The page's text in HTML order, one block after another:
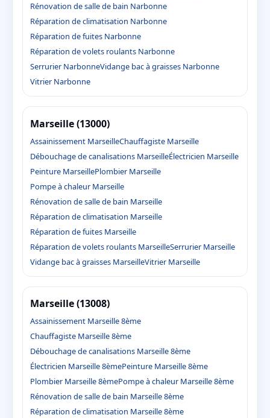
Rénovation de salle de bain Narbonne
Réparation de climatisation Narbonne
Réparation de fuites Narbonne
Réparation de volets roulants Narbonne
Serrurier NarbonneVidange bac à graisses Narbonne
Vitrier Narbonne
Marseille (13000)
Assainissement MarseilleChauffagiste Marseille
Débouchage de canalisations MarseilleÉlectricien Marseille
Peinture MarseillePlombier Marseille
Pompe à chaleur Marseille
Rénovation de salle de bain Marseille
Réparation de climatisation Marseille
Réparation de fuites Marseille
Réparation de volets roulants MarseilleSerrurier Marseille
Vidange bac à graisses MarseilleVitrier Marseille
Marseille (13008)
Assainissement Marseille 8ème
Chauffagiste Marseille 8ème
Débouchage de canalisations Marseille 8ème
Électricien Marseille 8èmePeinture Marseille 8ème
Plombier Marseille 8èmePompe à chaleur Marseille 8ème
Rénovation de salle de bain Marseille 8ème
Réparation de climatisation Marseille 8ème